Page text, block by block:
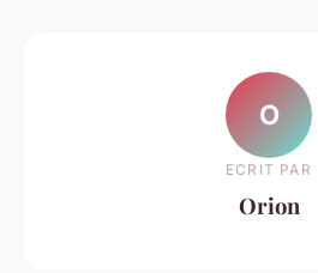
O
ECRIT PAR
Orion